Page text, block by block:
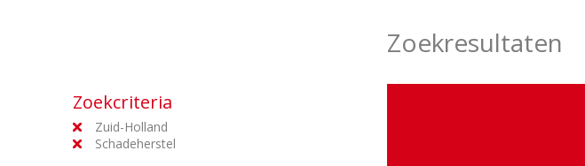
Zoekcriteria
Zuid-Holland
Schadeherstel
Zoekresultaten